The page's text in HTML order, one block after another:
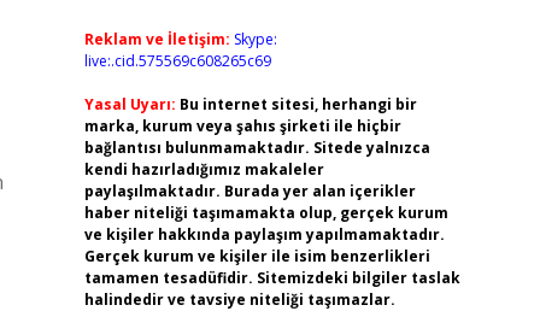
Reklam ve İletişim: Skype:
live:.cid.575569c608265c69
Yasal Uyarı: Bu internet sitesi, herhangi bir
marka, kurum veya şahıs şirketi ile hiçbir
bağlantısı bulunmamaktadır. Sitede yalnızca
kendi hazırladığımız makaleler
paylaşılmaktadır. Burada yer alan içerikler
haber niteliği taşımamakta olup, gerçek kurum
ve kişiler hakkında paylaşım yapılmamaktadır.
Gerçek kurum ve kişiler ile isim benzerlikleri
tamamen tesadüfidir. Sitemizdeki bilgiler taslak
halindedir ve tavsiye niteliği taşımazlar.